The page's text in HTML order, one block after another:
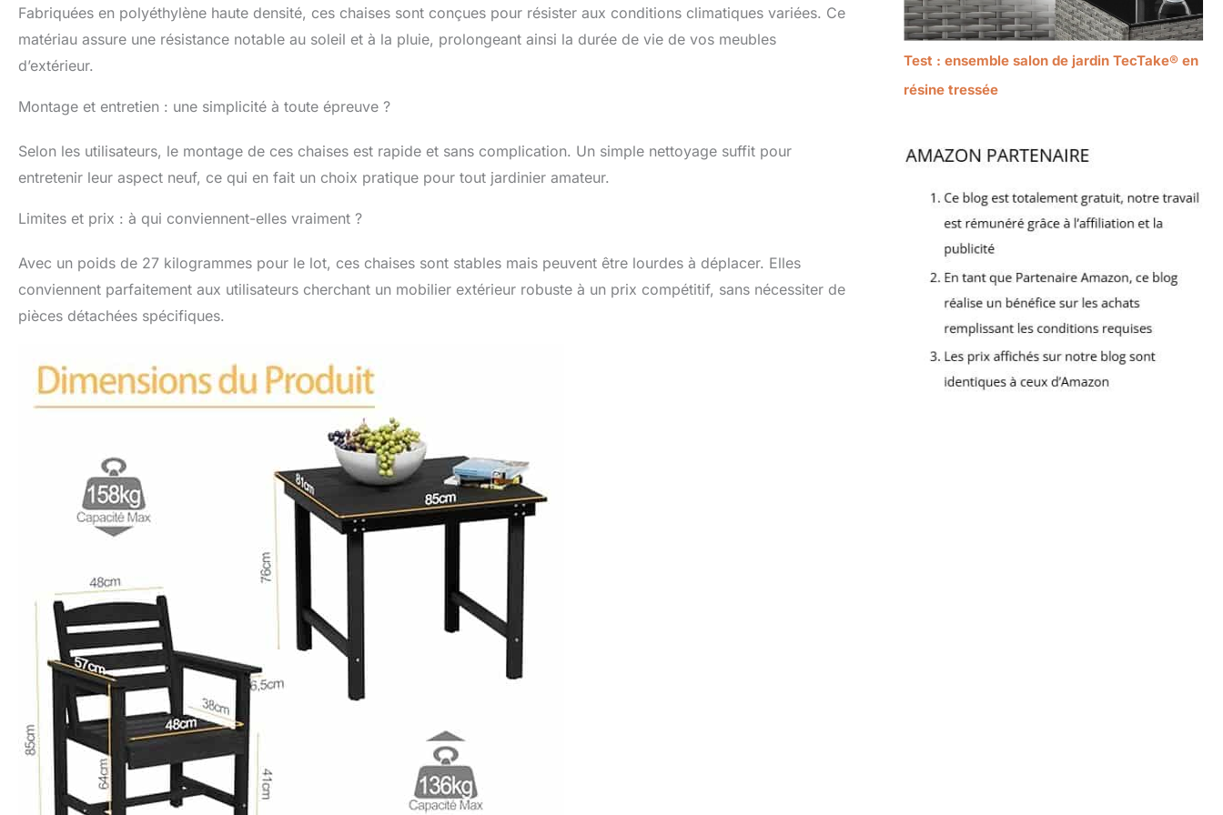
Fabriquées en polyéthylène haute densité, ces chaises sont conçues pour résister aux conditions climatiques variées. Ce
matériau assure une résistance notable au soleil et à la pluie, prolongeant ainsi la durée de vie de vos meubles
d’extérieur.
Montage et entretien : une simplicité à toute épreuve ?
Selon les utilisateurs, le montage de ces chaises est rapide et sans complication. Un simple nettoyage suffit pour
entretenir leur aspect neuf, ce qui en fait un choix pratique pour tout jardinier amateur.
Limites et prix : à qui conviennent-elles vraiment ?
Avec un poids de 27 kilogrammes pour le lot, ces chaises sont stables mais peuvent être lourdes à déplacer. Elles
conviennent parfaitement aux utilisateurs cherchant un mobilier extérieur robuste à un prix compétitif, sans nécessiter de
pièces détachées spécifiques.
Test : ensemble salon de jardin TecTake® en
résine tressée